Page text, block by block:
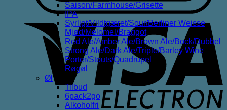
Saison/Farmhouse/Grisette
IPA
Syrligt/Vildtgæret/Sour/Berliner Weisse
Mjød/Melomel/Braggot
Red Ale/Amber Ale/Brown Ale/Bock/Dubbel
Strong Ale/Dark Ale/Triple/Barley Wine
Porter/Stouts/Quadrupel
Røgøl
Øl
Tilbud
6pack2go
Alkoholfri